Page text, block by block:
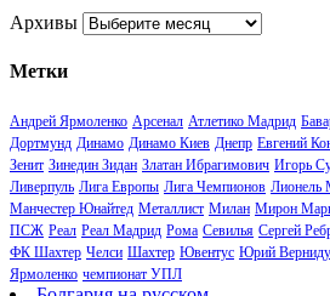
Архивы
Метки
Андрей Ярмоленко Арсенал Атлетико Мадрид
Дортмунд Динамо Динамо Киев Днепр Евгений
Зенит Зинедин Зидан Златан Ибрагимович Игорь
Ливерпуль Лига Европы Лига Чемпионов Лионель
Манчестер Юнайтед Металлист Милан Мирон
ПСЖ Реал Реал Мадрид Рома Севилья Сергей
ФК Шахтер Челси Шахтер Ювентус Юрий
Ярмоленко чемпионат УПЛ